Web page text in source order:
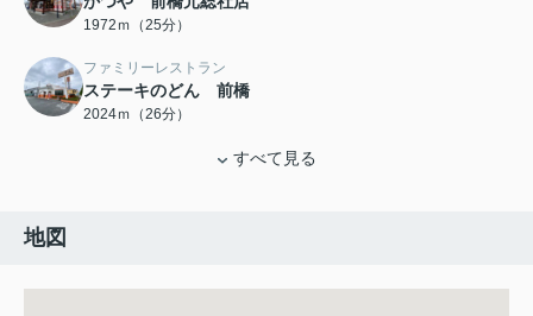
1972ｍ（25分）
ファミリーレストラン
ステーキのどん 前橋
2024ｍ（26分）
すべて見る
地図